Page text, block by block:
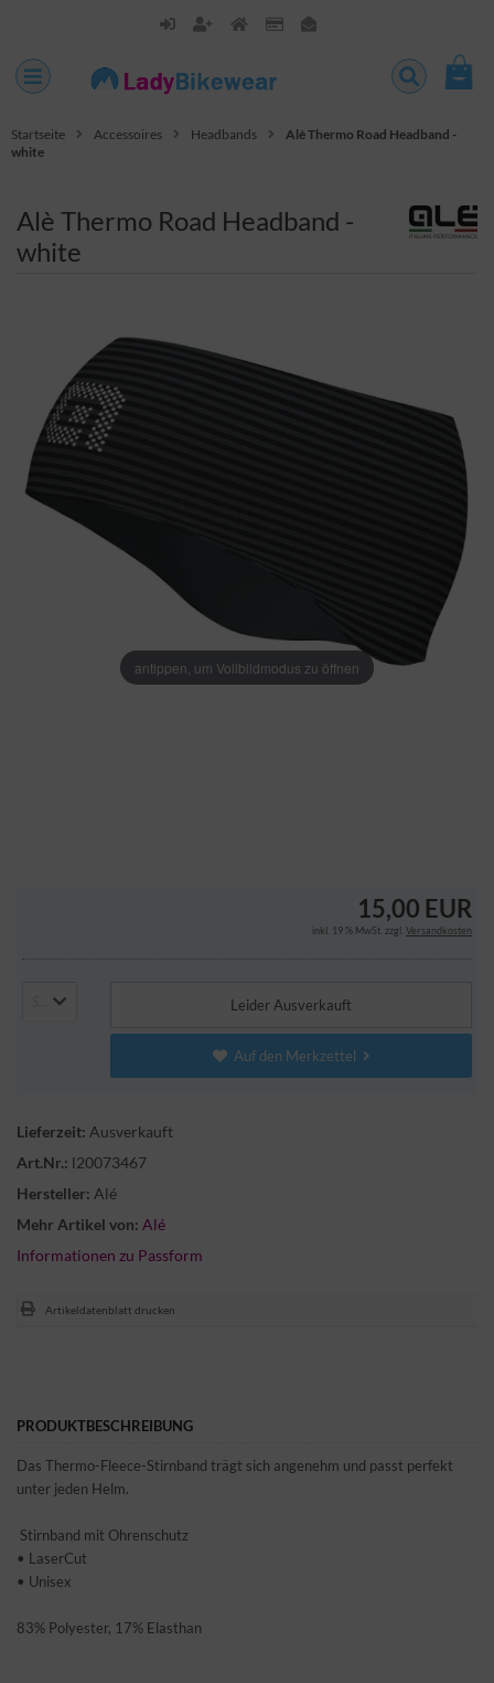
Startseite Accessoires Headbands
Alè Thermo Road Headband -
white
Alè Thermo Road Headband -
white
antippen, um Vollbildmodus zu öffnen
15,00 EUR
inkl. 19 % MwSt. zzgl. Versandkosten
Leider Ausverkauft
Auf den Merkzettel
Lieferzeit: Ausverkauft
Art.Nr.: l20073467
Hersteller: Alé
Mehr Artikel von: Alé
Informationen zu Passform
Artikeldatenblatt drucken
PRODUKTBESCHREIBUNG
Das Thermo-Fleece-Stirnband trägt sich angenehm und passt perfekt
unter jeden Helm.
Stirnband mit Ohrenschutz
• LaserCut
• Unisex
83% Polyester, 17% Elasthan